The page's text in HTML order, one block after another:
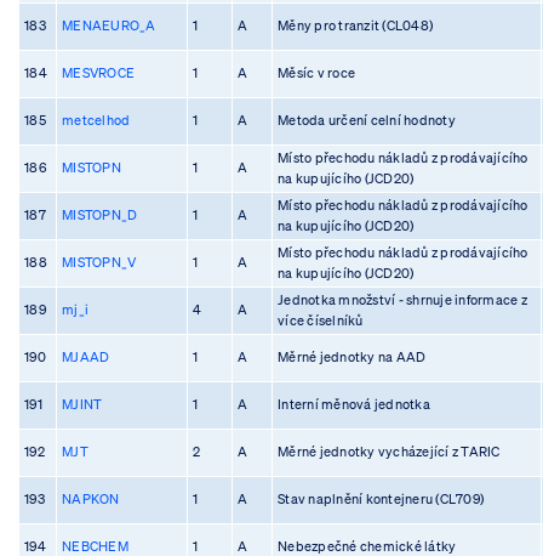
183 MENAEURO_A 1 A Měny pro tranzit (CL048)
184 MESVROCE 1 A Měsíc v roce
185 metcelhod 1 A Metoda určení celní hodnoty
186 MISTOPN 1 A
Místo přechodu nákladů z prodávajícího
na kupujícího (JCD20)
187 MISTOPN_D 1 A
Místo přechodu nákladů z prodávajícího
na kupujícího (JCD20)
188 MISTOPN_V 1 A
Místo přechodu nákladů z prodávajícího
na kupujícího (JCD20)
189 mj_i 4 A
Jednotka množství - shrnuje informace z
více číselníků
190 MJAAD 1 A Měrné jednotky na AAD
191 MJINT 1 A Interní měnová jednotka
192 MJT 2 A Měrné jednotky vycházející z TARIC
193 NAPKON 1 A Stav naplnění kontejneru (CL709)
194 NEBCHEM 1 A Nebezpečné chemické látky